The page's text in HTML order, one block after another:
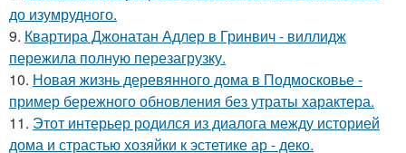
до изумрудного.
9. Квартира Джонатан Адлер в Гринвич - виллидж
пережила полную перезагрузку.
10. Новая жизнь деревянного дома в Подмосковье -
пример бережного обновления без утраты характера.
11. Этот интерьер родился из диалога между историей
дома и страстью хозяйки к эстетике ар - деко.